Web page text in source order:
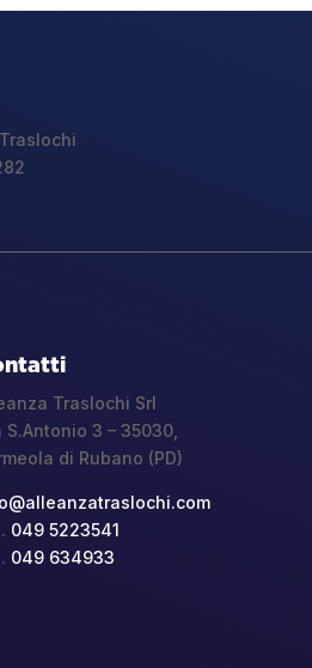
Traslochi Srl
S.Antonio 3 – 35030,
di Rubano (PD)
049 5223541
049 634933